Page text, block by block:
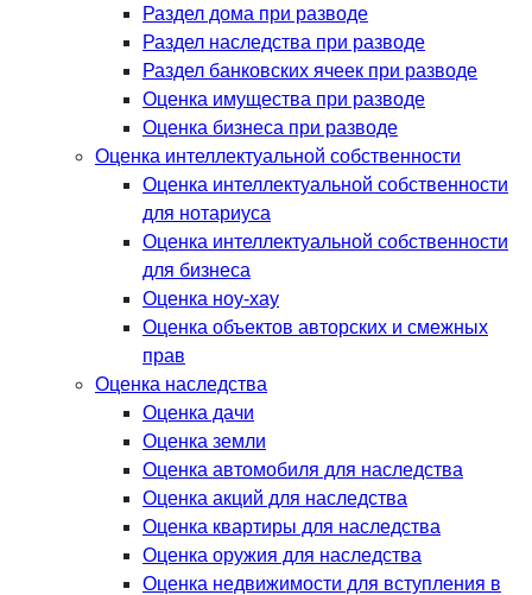
Раздел дома при разводе
Раздел наследства при разводе
Раздел банковских ячеек при разводе
Оценка имущества при разводе
Оценка бизнеса при разводе
Оценка интеллектуальной собственности
Оценка интеллектуальной собственности
для нотариуса
Оценка интеллектуальной собственности
для бизнеса
Оценка ноу-хау
Оценка объектов авторских и смежных
прав
Оценка наследства
Оценка дачи
Оценка земли
Оценка автомобиля для наследства
Оценка акций для наследства
Оценка квартиры для наследства
Оценка оружия для наследства
Оценка недвижимости для вступления в